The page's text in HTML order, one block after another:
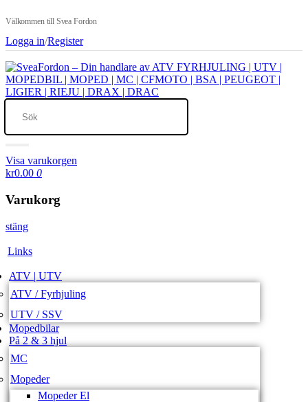
Välkommen till Svea Fordon
Logga in/Register
Visa varukorgen
kr0.00 0
Varukorg
stäng
Links
ATV | UTV
ATV / Fyrhjuling
UTV / SSV
Mopedbilar
På 2 & 3 hjul
MC
Mopeder
Mopeder El